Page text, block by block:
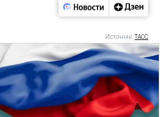
Источник:ТАСС